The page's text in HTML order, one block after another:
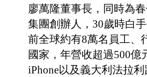
廖萬隆董事長，同時為
集團創辦人 ， 30歲時白
前全球約有8萬名員工、
國家，年營收超過500億
iPhone以及義大利法拉